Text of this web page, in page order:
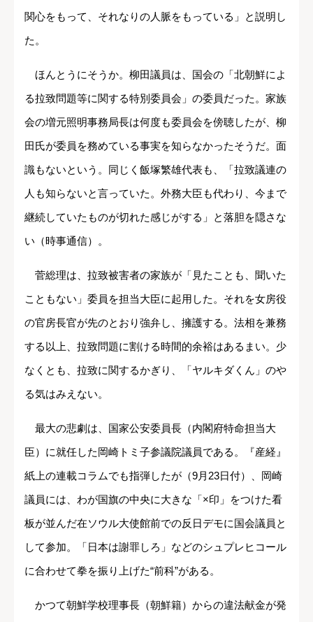
関心をもって、それなりの人脈をもっている」と説明し
た。
ほんとうにそうか。柳田議員は、国会の「北朝鮮によ
る拉致問題等に関する特別委員会」の委員だった。家族
会の増元照明事務局長は何度も委員会を傍聴したが、柳
田氏が委員を務めている事実を知らなかったそうだ。面
識もないという。同じく飯塚繁雄代表も、「拉致議連の
人も知らないと言っていた。外務大臣も代わり、今まで
継続していたものが切れた感じがする」と落胆を隠さな
い（時事通信）。
菅総理は、拉致被害者の家族が「見たことも、聞いた
こともない」委員を担当大臣に起用した。それを女房役
の官房長官が先のとおり強弁し、擁護する。法相を兼務
する以上、拉致問題に割ける時間的余裕はあるまい。少
なくとも、拉致に関するかぎり、「ヤルキダくん」のや
る気はみえない。
最大の悲劇は、国家公安委員長（内閣府特命担当大
臣）に就任した岡崎トミ子参議院議員である。『産経』
紙上の連載コラムでも指弾したが（9月23日付）、岡崎
議員には、わが国旗の中央に大きな「×印」をつけた看
板が並んだ在ソウル大使館前での反日デモに国会議員と
して参加。「日本は謝罪しろ」などのシュプレヒコール
に合わせて拳を振り上げた“前科”がある。
かつて朝鮮学校理事長（朝鮮籍）からの違法献金が発